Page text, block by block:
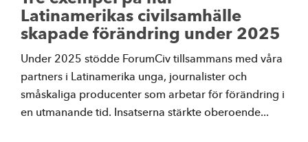
Latinamerikas civilsamhälle
skapade förändring under 2025
Under 2025 stödde ForumCiv tillsammans med våra
partners i Latinamerika unga, journalister och
småskaliga producenter som arbetar för förändring i
en utmanande tid. Insatserna stärkte oberoende...